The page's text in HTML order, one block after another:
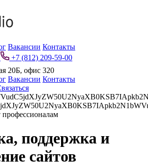
Вакансии Контакты
+7 (812) 209-59-00
20Б, офис 320
Вакансии Контакты
профессионалам
поддержка и
сайтов